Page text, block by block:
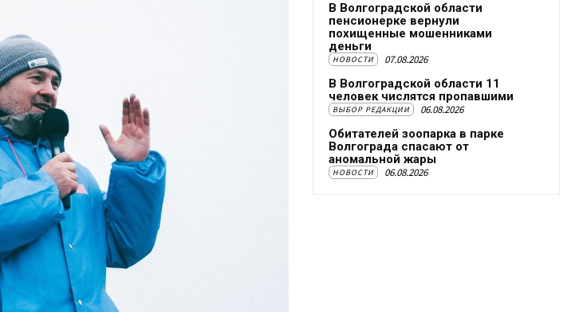
В Волгоградской области
пенсионерке вернули
похищенные мошенниками
деньги
НОВОСТИ 07.08.2026
В Волгоградской области 11
человек числятся пропавшими
ВЫБОР РЕДАКЦИИ 06.08.2026
Обитателей зоопарка в парке
Волгограда спасают от
аномальной жары
НОВОСТИ 06.08.2026